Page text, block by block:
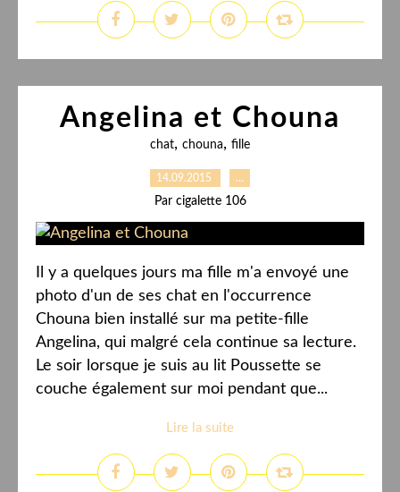
Angelina et Chouna
chat, chouna, fille
14.09.2015 …
Par cigalette 106
Il y a quelques jours ma fille m'a envoyé une
photo d'un de ses chat en l'occurrence
Chouna bien installé sur ma petite-fille
Angelina, qui malgré cela continue sa lecture.
Le soir lorsque je suis au lit Poussette se
couche également sur moi pendant que...
Lire la suite